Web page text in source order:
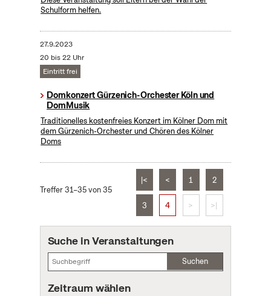
Schulform helfen.
27.9.2023
20 bis 22 Uhr
Eintritt frei
Domkonzert Gürzenich-Orchester Köln und
DomMusik
Traditionelles kostenfreies Konzert im Kölner Dom mit
dem Gürzenich-Orchester und Chören des Kölner
Doms
Treffer 31–35 von 35
|< < 1 2
3 4 > >|
Suche in Veranstaltungen
Suchen
Zeitraum wählen